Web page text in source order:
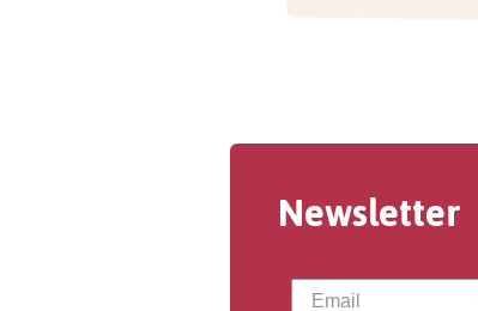
Newsletter